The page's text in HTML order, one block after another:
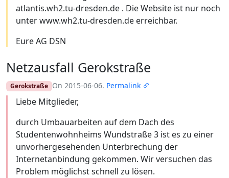
atlantis.wh2.tu-dresden.de . Die Website ist nur noch
unter www.wh2.tu-dresden.de erreichbar.
Eure AG DSN
Netzausfall Gerokstraße
Gerokstraße On 2015-06-06. Permalink
Liebe Mitglieder,
durch Umbauarbeiten auf dem Dach des
Studentenwohnheims Wundstraße 3 ist es zu einer
unvorhergesehenden Unterbrechung der
Internetanbindung gekommen. Wir versuchen das
Problem möglichst schnell zu lösen.